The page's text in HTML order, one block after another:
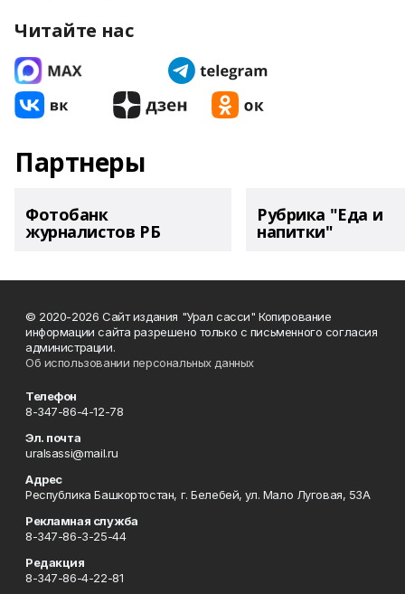
Читайте нас
Партнеры
Фотобанк
журналистов РБ
Рубрика "Еда и
напитки"
© 2020-2026 Сайт издания "Урал сасси" Копирование
информации сайта разрешено только с письменного согласия
администрации.
Об использовании персональных данных
Телефон
8-347-86-4-12-78
Эл. почта
uralsassi@mail.ru
Адрес
Республика Башкортостан, г. Белебей, ул. Мало Луговая, 53А
Рекламная служба
8-347-86-3-25-44
Редакция
8-347-86-4-22-81